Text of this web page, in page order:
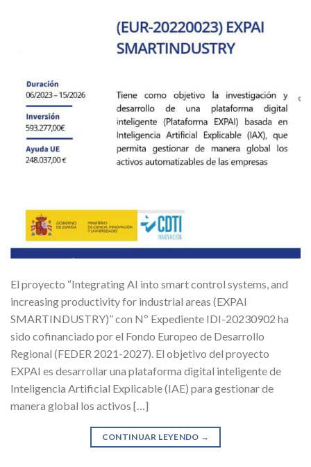
El proyecto “Integrating AI into smart control systems, and
increasing productivity for industrial areas (EXPAI
SMARTINDUSTRY)” con Nº Expediente IDI-20230902 ha
sido cofinanciado por el Fondo Europeo de Desarrollo
Regional (FEDER 2021-2027). El objetivo del proyecto
EXPAI es desarrollar una plataforma digital inteligente de
Inteligencia Artificial Explicable (IAE) para gestionar de
manera global los activos […]
CONTINUAR LEYENDO →